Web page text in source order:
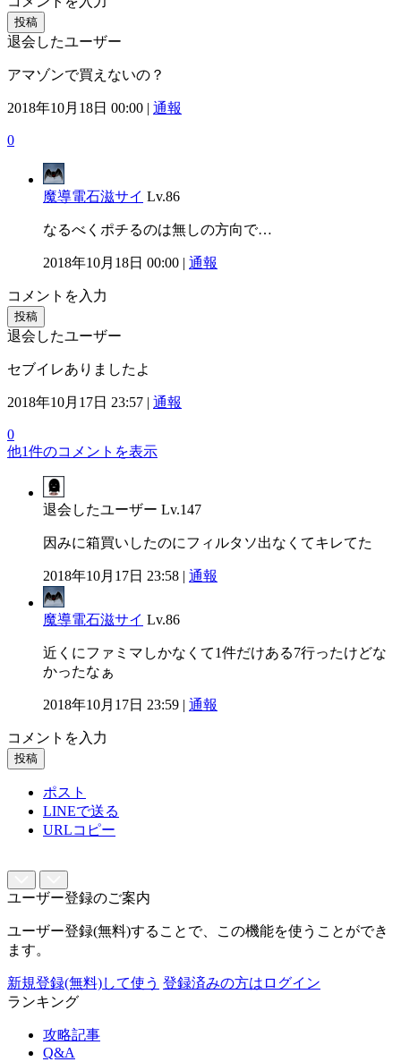
投稿
退会したユーザー
アマゾンで買えないの？
2018年10月18日 00:00 | 通報
0
魔導電石滋サイ Lv.86
なるべくポチるのは無しの方向で…
2018年10月18日 00:00 | 通報
コメントを入力
投稿
退会したユーザー
セブイレありましたよ
2018年10月17日 23:57 | 通報
0
他1件のコメントを表示
退会したユーザー Lv.147
因みに箱買いしたのにフィルタソ出なくてキレてた
2018年10月17日 23:58 | 通報
魔導電石滋サイ Lv.86
近くにファミマしかなくて1件だけある7行ったけどな
かったなぁ
2018年10月17日 23:59 | 通報
コメントを入力
投稿
ポスト
LINEで送る
URLコピー
ユーザー登録のご案内
ユーザー登録(無料)することで、この機能を使うことができ
ます。
新規登録(無料)して使う 登録済みの方はログイン
ランキング
攻略記事
Q&A